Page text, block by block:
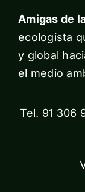
Amigas de
ecologista
y global
el medio
Tel. 91